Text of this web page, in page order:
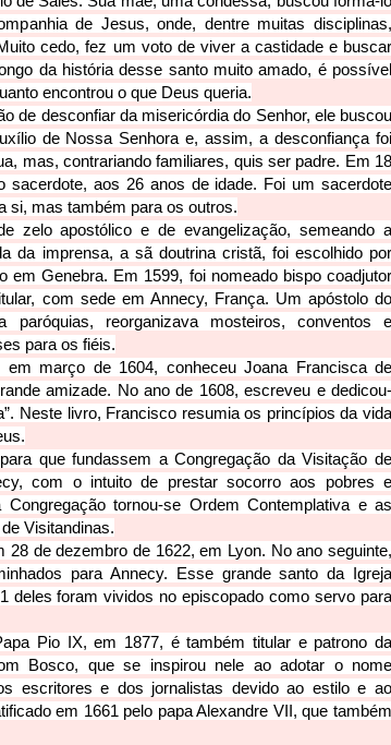
de Jesus, onde, dentre muitas disciplinas,
cedo, fez um voto de viver a castidade e buscar
da história desse santo muito amado, é possível
encontrou o que Deus queria.
de desconfiar da misericórdia do Senhor, ele buscou
de Nossa Senhora e, assim, a desconfiança foi
mas, contrariando familiares, quis ser padre. Em 18
sacerdote, aos 26 anos de idade. Foi um sacerdote
si, mas também para os outros.
zelo apostólico e de evangelização, semeando a
da imprensa, a sã doutrina cristã, foi escolhido por
em Genebra. Em 1599, foi nomeado bispo coadjutor
com sede em Annecy, França. Um apóstolo do
reorganizava mosteiros, conventos e
para os fiéis.
em março de 1604, conheceu Joana Francisca de
amizade. No ano de 1608, escreveu e dedicou-
Neste livro, Francisco resumia os princípios da vida
que fundassem a Congregação da Visitação de
com o intuito de prestar socorro aos pobres e
tornou-se Ordem Contemplativa e as
Visitandinas.
de dezembro de 1622, em Lyon. No ano seguinte,
para Annecy. Esse grande santo da Igreja
deles foram vividos no episcopado como servo para
Pio IX, em 1877, é também titular e patrono da
Bosco, que se inspirou nele ao adotar o nome
escritores e dos jornalistas devido ao estilo e ao
em 1661 pelo papa Alexandre VII, que também